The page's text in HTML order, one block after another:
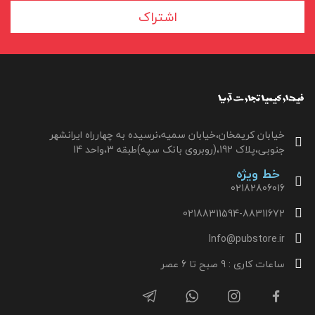
اشتراک
خیابان کریمخان،خیابان سمیه،نرسیده به چهارراه ایرانشهر
جنوبی،پلاک 192،(روبروی بانک سپه)طبقه 3،واحد 14
خط ویژه
02182806016
02188311594-88311672
Info@pubstore.ir
ساعات کاری : 9 صبح تا 6 عصر